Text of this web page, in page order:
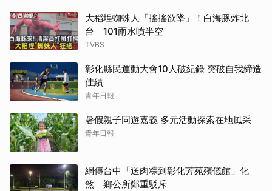
大稻埕蜘蛛人「搖搖欲墜」！白海豚炸北
台 101雨水噴半空
TVBS
彰化縣民運動大會10人破紀錄 突破自我締造
佳績
青年日報
暑假親子同遊嘉義 多元活動探索在地風采
青年日報
網傳台中「送肉粽到彰化芳苑殯儀館」化
煞 鄉公所鄭重駁斥